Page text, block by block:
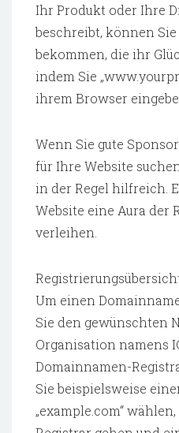
Ihr Produkt oder Ihre
beschreibt, können Sie
bekommen, die ihr
indem Sie
ihrem Browser
Wenn Sie gute
für Ihre Website
in der Regel hilfreich.
Website eine Aura der
verleihen.
Um einen
Sie den gewünschten
Organisation namens
Domainnamen-
Sie beispielsweise
„example.com“